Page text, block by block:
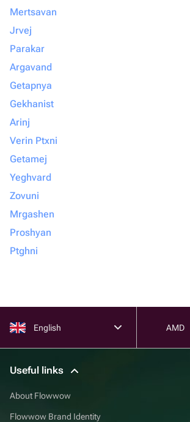
Mertsavan
Jrvej
Parakar
Argavand
Getapnya
Gekhanist
Arinj
Verin Ptxni
Getamej
Yeghvard
Zovuni
Mrgashen
Proshyan
Ptghni
English AMD
Useful links
About Flowwow
Flowwow Brand Identity